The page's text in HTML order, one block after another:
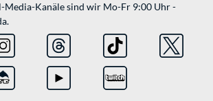
Media-Kanäle sind wir Mo-Fr 9:00 Uhr -